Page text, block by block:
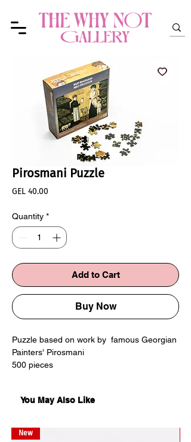
Pirosmani Puzzle
GEL 40.00
Quantity *
Add to Cart
Buy Now
Puzzle based on work by famous Georgian
Painters' Pirosmani
500 pieces
ფაზლი მხატვარ ფიროსმანის ნახატის
500ელემენტიანი პაზლი
You May Also Like
New